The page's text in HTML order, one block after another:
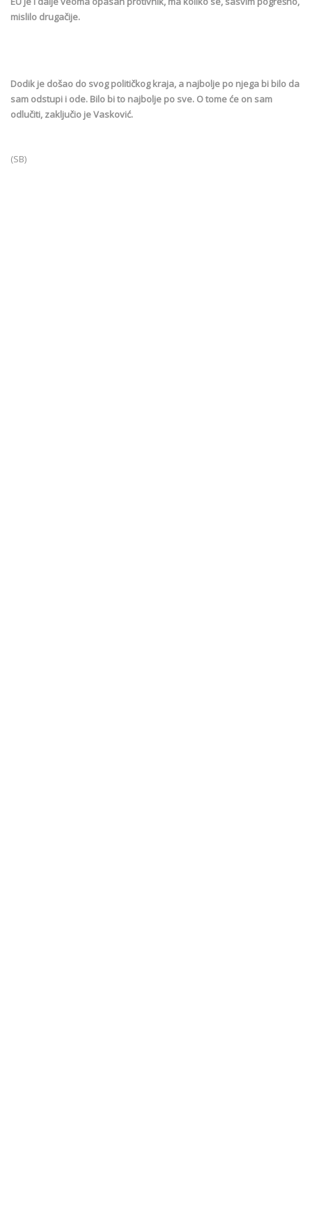
mislilo drugačije.
Dodik je došao do svog političkog kraja, a najbolje po njega bi bilo da
sam odstupi i ode. Bilo bi to najbolje po sve. O tome će on sam
odlučiti, zaključio je Vasković.
(SB)